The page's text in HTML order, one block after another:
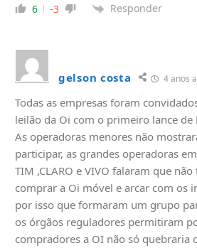
6 -3 Responder
gelson costa 4 anos
Todas as empresas foram
leilão da Oi com o primeiro lance de
As operadoras menores não
participar, as grandes operadoras
TIM ,CLARO e VIVO falaram que
comprar a Oi móvel e arcar com os
por isso que formaram um grupo
os órgãos reguladores permitiram
compradores a OI não só quebraria